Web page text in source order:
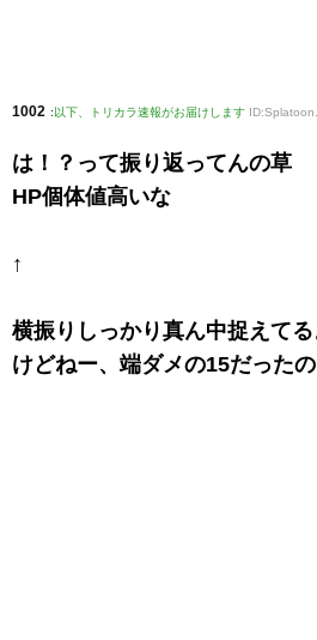
1002 : 以下、トリカラ速報がお届けします
は！？って振り返ってんの草
HP個体値高いな
↑
横振りしっかり真ん中捉えて
けどねー、端ダメの15だったの